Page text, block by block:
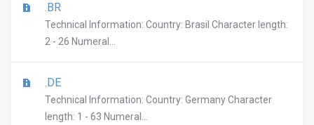
.BR
Technical Information: Country: Brasil Character length:
2 - 26 Numeral...
.DE
Technical Information: Country: Germany Character
length: 1 - 63 Numeral...